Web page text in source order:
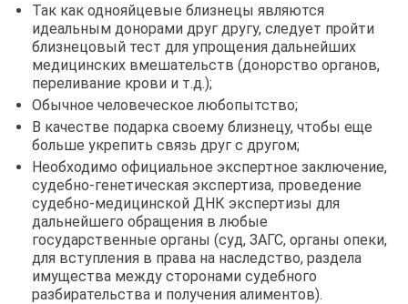
Так как однояйцевые близнецы являются
идеальным донорами друг другу, следует пройти
близнецовый тест для упрощения дальнейших
медицинских вмешательств (донорство органов,
переливание крови и т.д.);
Обычное человеческое любопытство;
В качестве подарка своему близнецу, чтобы еще
больше укрепить связь друг с другом;
Необходимо официальное экспертное заключение,
судебно-генетическая экспертиза, проведение
судебно-медицинской ДНК экспертизы для
дальнейшего обращения в любые
государственные органы (суд, ЗАГС, органы опеки,
для вступления в права на наследство, раздела
имущества между сторонами судебного
разбирательства и получения алиментов).